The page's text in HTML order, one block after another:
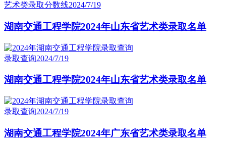
艺术类录取分数线2024/7/19
湖南交通工程学院2024年山东省艺术类录取名单
录取查询2024/7/19
湖南交通工程学院2024年山东省艺术类录取名单
录取查询2024/7/19
湖南交通工程学院2024年广东省艺术类录取名单